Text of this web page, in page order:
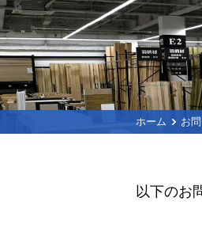
お
以下のお
小売事業
IRニュース
IRお
会社概要
環境に配
出店候補地
新卒採用